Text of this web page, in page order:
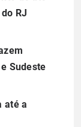
RJ
Sudeste
até a